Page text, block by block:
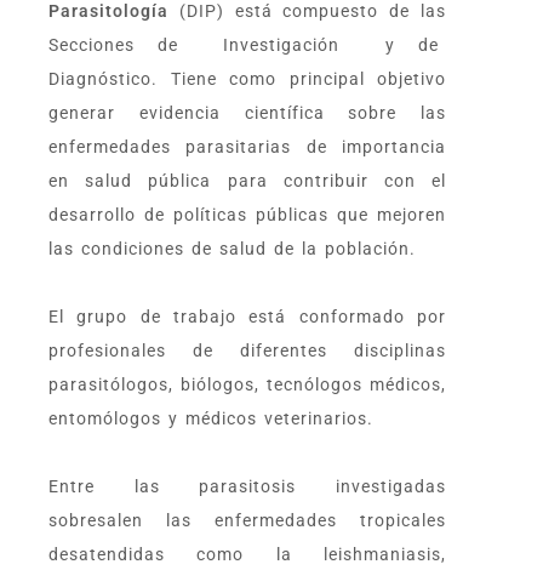
Parasitología
(DIP) está compuesto de las
Secciones de Investigación y de
Diagnóstico. Tiene como principal objetivo
generar evidencia científica sobre las
enfermedades parasitarias de importancia
en salud pública para contribuir con el
desarrollo de políticas públicas que mejoren
las condiciones de salud de la población.
El grupo de trabajo está conformado por
profesionales de diferentes disciplinas
parasitólogos, biólogos, tecnólogos médicos,
entomólogos y médicos veterinarios.
Entre las parasitosis investigadas
sobresalen las enfermedades tropicales
desatendidas como la leishmaniasis,